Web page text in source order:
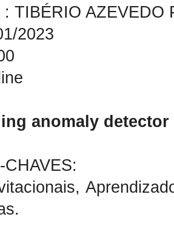
: TIBÉRIO AZEVEDO
2023
anomaly
CHAVES: